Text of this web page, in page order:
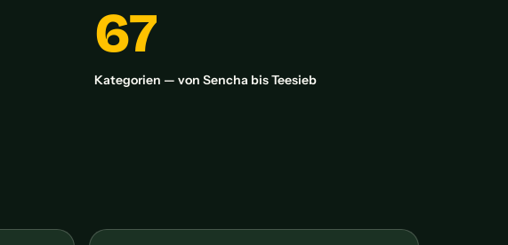
67
Kategorien — von Sencha bis Teesieb